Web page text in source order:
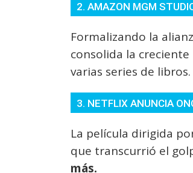
2. AMAZON MGM
Formalizando la
consolida la
varias series de libros.
3. NETFLIX ANUNCIA
La película dirigida
que transcurrió el
más.